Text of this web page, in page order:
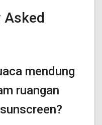
Asked
mendung
ruangan